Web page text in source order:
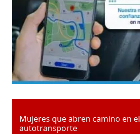
Mujeres que abren camino en el
autotransporte